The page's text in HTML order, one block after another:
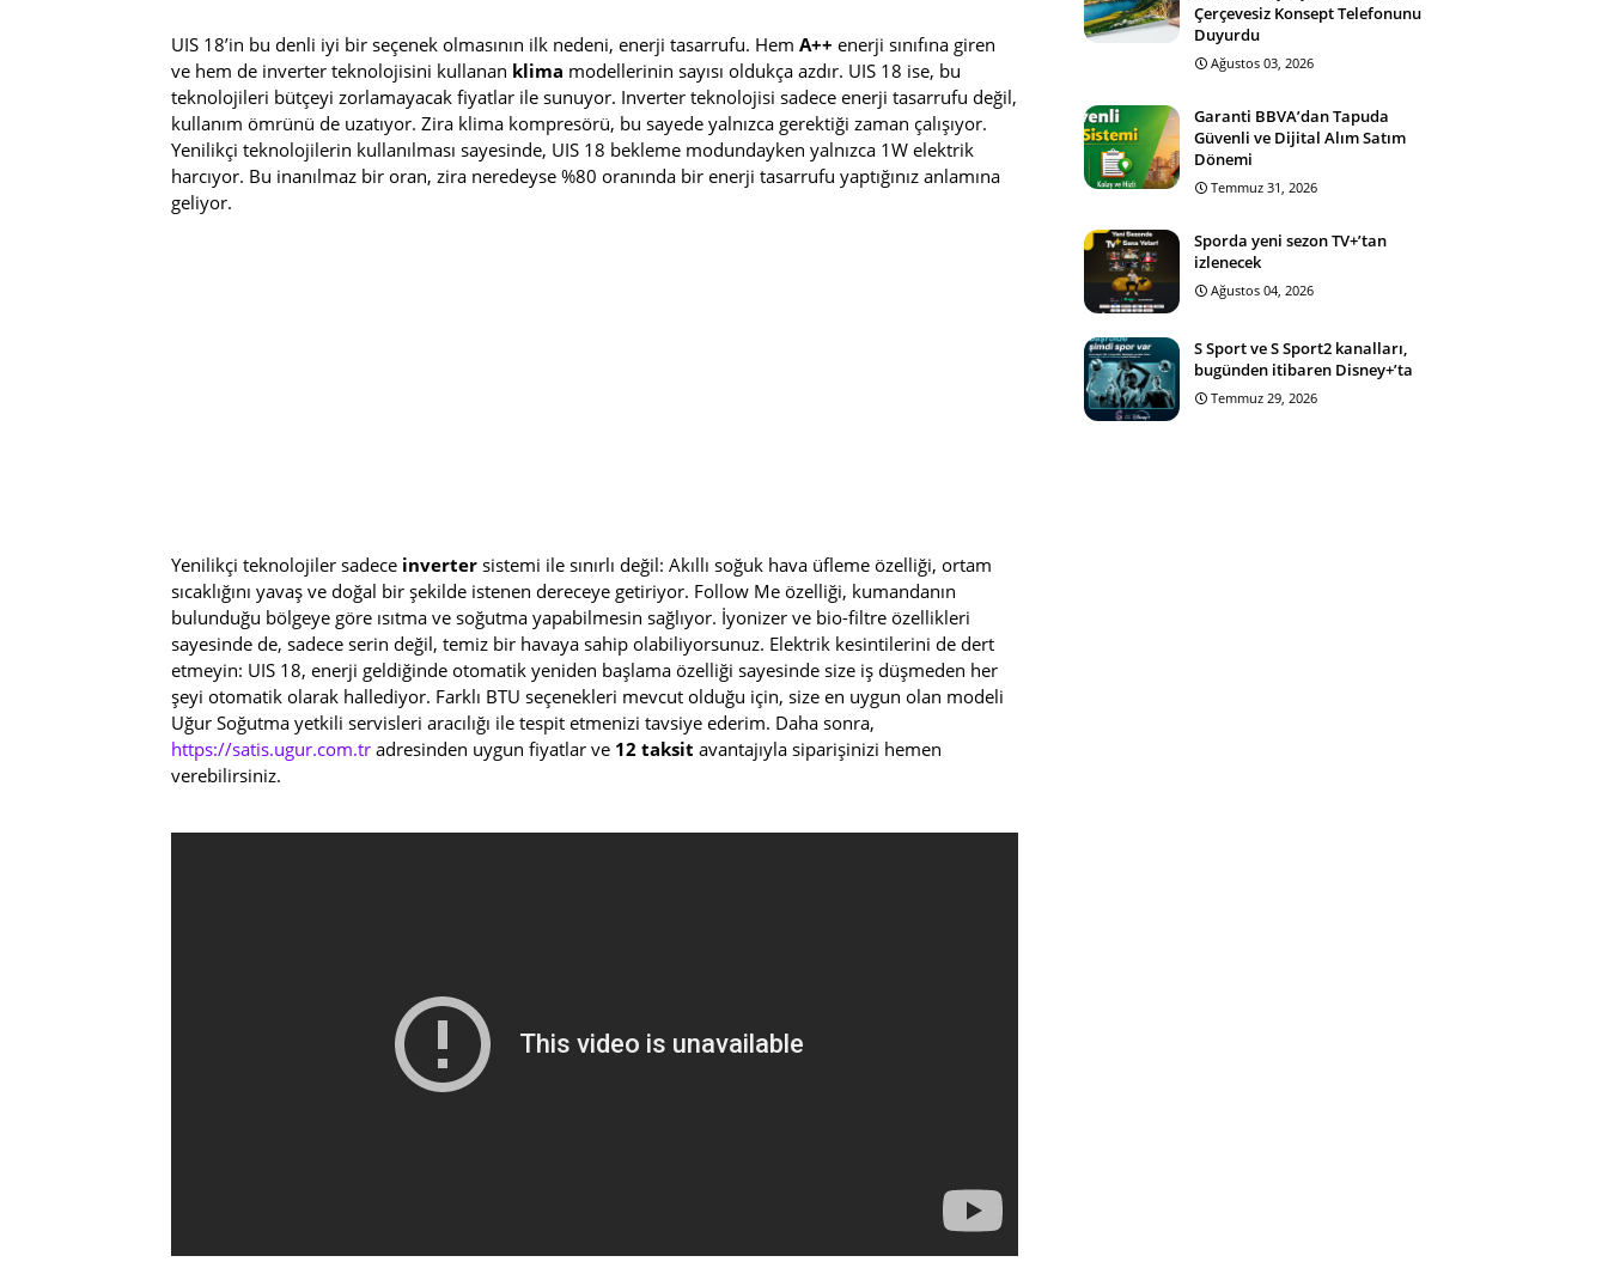
UIS 18’in bu denli iyi bir seçenek olmasının ilk nedeni, enerji tasarrufu. Hem A++ enerji sınıfına giren
ve hem de inverter teknolojisini kullanan klima modellerinin sayısı oldukça azdır. UIS 18 ise, bu
teknolojileri bütçeyi zorlamayacak fiyatlar ile sunuyor. Inverter teknolojisi sadece enerji tasarrufu değil,
kullanım ömrünü de uzatıyor. Zira klima kompresörü, bu sayede yalnızca gerektiği zaman çalışıyor.
Yenilikçi teknolojilerin kullanılması sayesinde, UIS 18 bekleme modundayken yalnızca 1W elektrik
harcıyor. Bu inanılmaz bir oran, zira neredeyse %80 oranında bir enerji tasarrufu yaptığınız anlamına
geliyor.
Yenilikçi teknolojiler sadece inverter sistemi ile sınırlı değil: Akıllı soğuk hava üfleme özelliği, ortam
sıcaklığını yavaş ve doğal bir şekilde istenen dereceye getiriyor. Follow Me özelliği, kumandanın
bulunduğu bölgeye göre ısıtma ve soğutma yapabilmesin sağlıyor. İyonizer ve bio-filtre özellikleri
sayesinde de, sadece serin değil, temiz bir havaya sahip olabiliyorsunuz. Elektrik kesintilerini de dert
etmeyin: UIS 18, enerji geldiğinde otomatik yeniden başlama özelliği sayesinde size iş düşmeden her
şeyi otomatik olarak hallediyor. Farklı BTU seçenekleri mevcut olduğu için, size en uygun olan modeli
Uğur Soğutma yetkili servisleri aracılığı ile tespit etmenizi tavsiye ederim. Daha sonra,
https://satis.ugur.com.tr adresinden uygun fiyatlar ve 12 taksit avantajıyla siparişinizi hemen
verebilirsiniz.
Çerçevesiz Konsept Telefonunu
Duyurdu
Ağustos 03, 2026
Garanti BBVA’dan Tapuda
Güvenli ve Dijital Alım Satım
Dönemi
Temmuz 31, 2026
Sporda yeni sezon TV+’tan
izlenecek
Ağustos 04, 2026
S Sport ve S Sport2 kanalları,
bugünden itibaren Disney+’ta
Temmuz 29, 2026